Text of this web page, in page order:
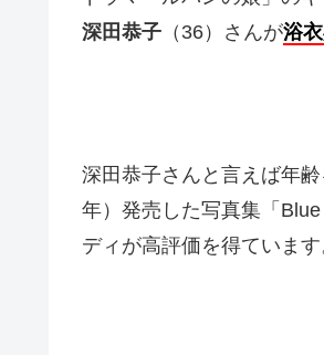
深田恭子 （36）さんが浴
深田恭子さんと言えば年
年）発売した写真集「
ディが高評価を得ています